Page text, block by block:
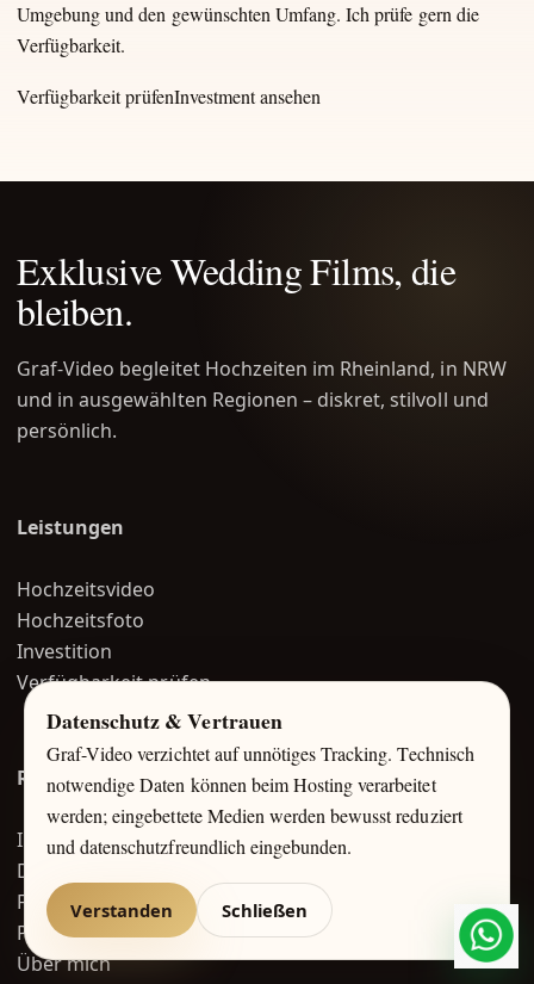
Umgebung und den gewünschten Umfang. Ich prüfe gern die
Verfügbarkeit.
Verfügbarkeit prüfenInvestment ansehen
Exklusive Wedding Films, die
bleiben.
Graf-Video begleitet Hochzeiten im Rheinland, in NRW
und in ausgewählten Regionen – diskret, stilvoll und
persönlich.
Leistungen
Hochzeitsvideo
Hochzeitsfoto
Investition
Verfügbarkeit prüfen
Rechtliches
Impressum
Datenschutz
FAQ
Portfolio
Über mich
Datenschutz & Vertrauen
Graf-Video verzichtet auf unnötiges Tracking. Technisch
notwendige Daten können beim Hosting verarbeitet
werden; eingebettete Medien werden bewusst reduziert
und datenschutzfreundlich eingebunden.
Verstanden Schließen